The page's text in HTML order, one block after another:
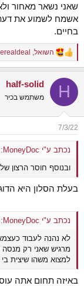
שאני נשאר מאחור
אשמח לשמוע את
בחיים.
R
e
c
i
s
:
השואל
H
half-solid
משתמש בכיר
7/3/22
נכתב ע"י MoneyDoc:
ובנוסף חוסר הרצון
בעלת הסלון היא
נכתב ע"י MoneyDoc:
לא נהנה לעבוד
מרגיש שאני רק מנסה
למצוא משהו שיצית
באיזה תחום אתה